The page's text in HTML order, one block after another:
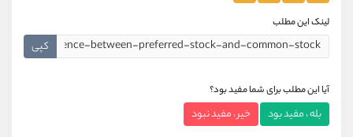
لینک این مطلب
کپی
آیا این مطلب برای شما مفید بود؟
بله ، مفید بود خیر ، مفید نبود